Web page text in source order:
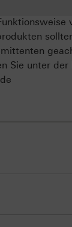
Sie unter der